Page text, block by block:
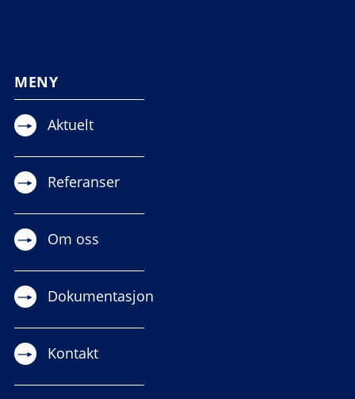
MENY
Aktuelt
Referanser
Om oss
Dokumentasjon
Kontakt